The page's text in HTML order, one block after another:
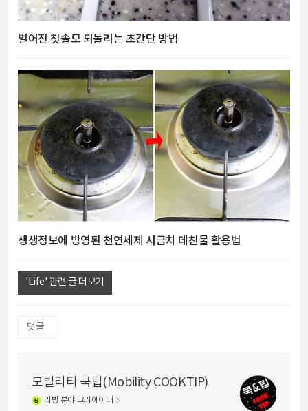
벌어진 칫솔모 되돌리는 초간단 방법
생생정보에 방영된 천연세제 시금치 데친물 활용법
'Life' 관련 글 더보기
댓글
모빌리티 쿡팁(Mobility COOKTIP)
리빙 분야 크리에이터